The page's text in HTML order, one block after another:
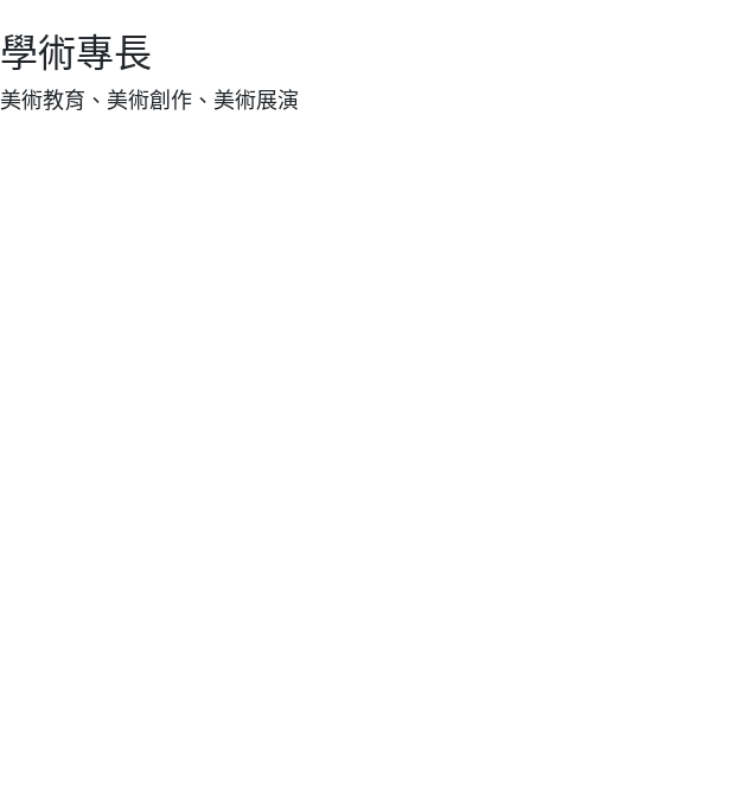
學術專長
美術教育、美術創作、美術展演